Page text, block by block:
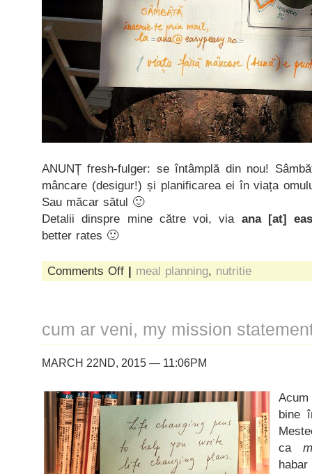
ANUNȚ fresh-fulger: se întâmplă din nou!
mâncare (desigur!) și planificarea ei în viața
Sau măcar sătul 🙂
Detalii dinspre mine către voi, via ana [at]
better rates 🙂
Comments Offon
se
| meal planning, nutritie
cum ar veni, my mission
MARCH 22ND, 2015 — 11:06PM
bine
ca